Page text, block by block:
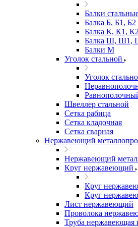
Балки
Балка Б, Б1, Б2
Балка К, К1, К2
Балка Ш, Ш1,
Балки М
Уголок стальной
Уголок
Швеллер стальной
Сетка рабица
Сетка кладочная
Сетка сварная
Нержавеющий
Нержавеющий
Круг нержавеющий
Круг
Круг
Лист нержавеющий
Проволока
Труба нержавеющая